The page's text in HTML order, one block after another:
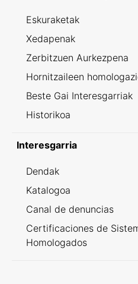
Eskuraketak
Xedapenak
Zerbitzuen Aurkezpena
Hornitzaileen
Beste Gai Interesgarriak
Historikoa
Interesgarria
Dendak
Katalogoa
Canal de denuncias
Certificaciones de
Homologados